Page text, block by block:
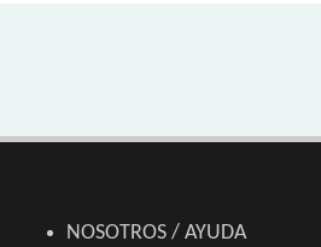
NOSOTROS / AYUDA